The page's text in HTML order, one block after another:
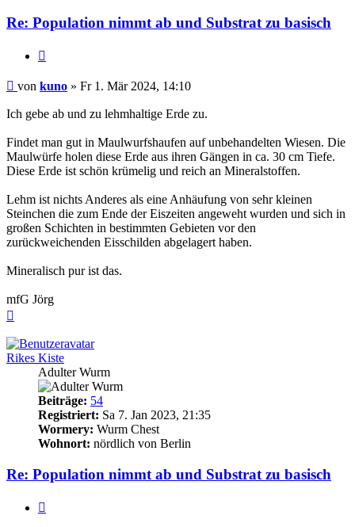
Re: Population nimmt ab und Substrat zu basisch
Beitrag
von kuno » Fr 1. Mär 2024, 14:10
Ich gebe ab und zu lehmhaltige Erde zu.
Findet man gut in Maulwurfshaufen auf unbehandelten Wiesen. Die
Maulwürfe holen diese Erde aus ihren Gängen in ca. 30 cm Tiefe.
Diese Erde ist schön krümelig und reich an Mineralstoffen.
Lehm ist nichts Anderes als eine Anhäufung von sehr kleinen
Steinchen die zum Ende der Eiszeiten angeweht wurden und sich in
großen Schichten in bestimmten Gebieten vor den
zurückweichenden Eisschilden abgelagert haben.
Mineralisch pur ist das.
mfG Jörg
Rikes Kiste
Adulter Wurm
Beiträge: 54
Registriert: Sa 7. Jan 2023, 21:35
Wormery: Wurm Chest
Wohnort: nördlich von Berlin
Re: Population nimmt ab und Substrat zu basisch